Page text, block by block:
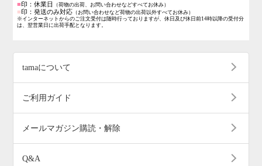
■印：休業日 （荷物の出荷、お問い合わせなどすべてお休み）
■印：発送のみ対応 （お問い合わせなど荷物の出荷以外すべてお休み）
※インターネットからのご注文受付は随時行っておりますが、休日及び休日前14時以降の受付分
は、翌営業日に出荷手配となります。
tamaについて
ご利用ガイド
メールマガジン購読・解除
Q&A